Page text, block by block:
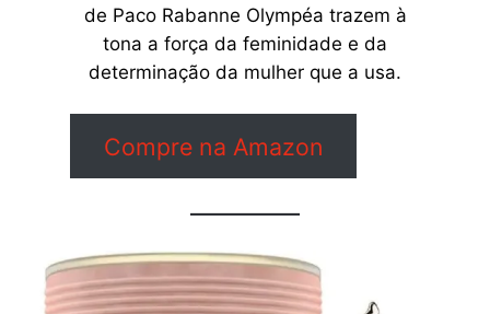
de Paco Rabanne Olympéa trazem à
tona a força da feminidade e da
determinação da mulher que a usa.
Compre na Amazon